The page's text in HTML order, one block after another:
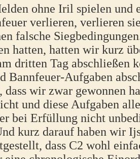
ohne Iril spielen und
verlieren, verlieren
falsche
hatten, hatten wir kurz
dritten Tag abschließen
Bannfeuer-Aufgaben
dass wir zwar gewonnen
und diese Aufgaben
bei Erfüllung nicht
kurz darauf haben wir
dass C2 wohl